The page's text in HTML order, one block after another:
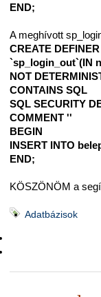
END;
A meghívott
CREATE
`sp_login_out`(IN
NOT
CONTAINS SQL
SQL SECURITY
COMMENT ''
BEGIN
INSERT INTO
END;
KÖSZÖNÖM a
Adatbázisok